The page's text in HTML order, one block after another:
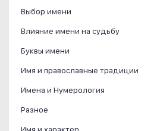
Выбор имени
Влияние имени на судьбу
Буквы имени
Имя и православные традиции
Имена и Нумерология
Разное